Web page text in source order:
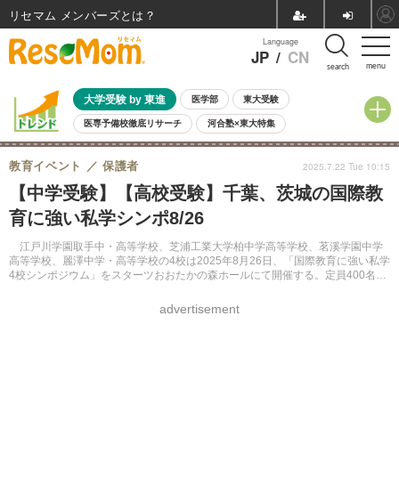
menu
Language
JP / CN search
大学受験 by 東進 医学部 東大受験
医専予備校徹底リサーチ 河合塾×東大特集
親子で考える大学選び 高校受験 中学受験 小学校受験
共通テスト 夏休み
8月開催イベント・WS 全国公立高校 過去問 人気記事
自由研究教材（小学生向け） 自由研究教材（中学生向け）
【中学受験】【高校受験】千葉、茨城の国際教
育に強い私学シンポ8/26
江戸川学園取手中・高等学校、芝浦工業大学柏中学高等学校、茗溪学園中学
高等学校、麗澤中学・高等学校の4校は2025年8月26日、「国際教育に強い私学
4校シンポジウム」をスターツおおたかの森ホールにて開催する。定員400名で
教育イベント 保護者
advertisement
2025.7.22 Tue 10:15
リセマム メンバーズ